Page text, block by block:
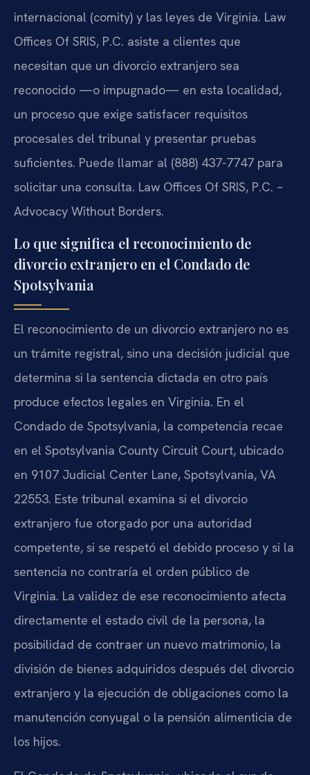
internacional (comity) y las leyes de Virginia. Law
Offices Of SRIS, P.C. asiste a clientes que
necesitan que un divorcio extranjero sea
reconocido —o impugnado— en esta localidad,
un proceso que exige satisfacer requisitos
procesales del tribunal y presentar pruebas
suficientes. Puede llamar al (888) 437-7747 para
solicitar una consulta. Law Offices Of SRIS, P.C. –
Advocacy Without Borders.
Lo que significa el reconocimiento de
divorcio extranjero en el Condado de
Spotsylvania
El reconocimiento de un divorcio extranjero no es
un trámite registral, sino una decisión judicial que
determina si la sentencia dictada en otro país
produce efectos legales en Virginia. En el
Condado de Spotsylvania, la competencia recae
en el Spotsylvania County Circuit Court, ubicado
en 9107 Judicial Center Lane, Spotsylvania, VA
22553. Este tribunal examina si el divorcio
extranjero fue otorgado por una autoridad
competente, si se respetó el debido proceso y si la
sentencia no contraría el orden público de
Virginia. La validez de ese reconocimiento afecta
directamente el estado civil de la persona, la
posibilidad de contraer un nuevo matrimonio, la
división de bienes adquiridos después del divorcio
extranjero y la ejecución de obligaciones como la
manutención conyugal o la pensión alimenticia de
los hijos.